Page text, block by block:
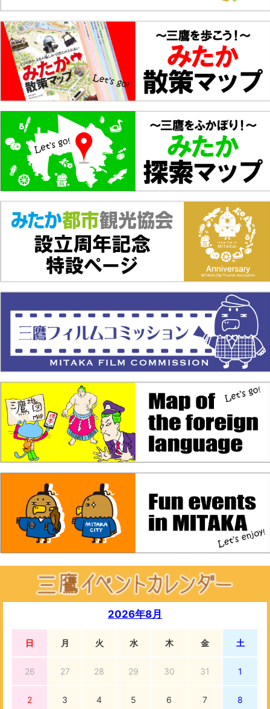
2026年8月
日 月 火 水 木 金 土
26 27 28 29 30 31 1
2 3 4 5 6 7 8